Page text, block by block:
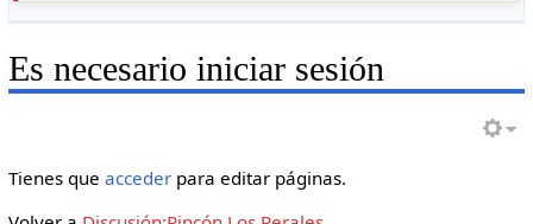
Es necesario iniciar sesión
Tienes que accederpara editar páginas.